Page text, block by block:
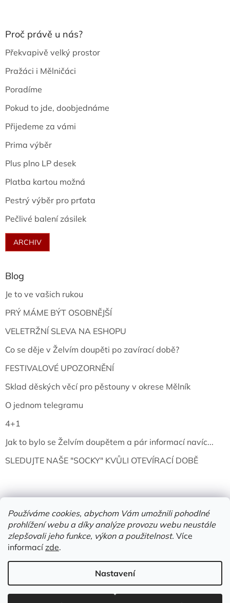
Používáme cookies, abychom Vám umožnili pohodlné
prohlížení webu a díky analýze provozu webu neustále
zlepšovali jeho funkce, výkon a použitelnost. Více
informacízde.
Nastavení
Proč právě u nás?
Překvapivě velký prostor
Pražáci i Mělničáci
Poradíme
Pokud to jde, doobjednáme
Přijedeme za vámi
Prima výběr
Plus plno LP desek
Platba kartou možná
Pestrý výběr pro prťata
Pečlivé balení zásilek
ARCHIV
Blog
Je to ve vašich rukou
PRÝ MÁME BÝT OSOBNĚJŠÍ
VELETRŽNÍ SLEVA NA ESHOPU
Co se děje v Želvím doupěti po zavírací době?
FESTIVALOVÉ UPOZORNĚNÍ
Sklad děských věcí pro pěstouny v okrese Mělník
O jednom telegramu
4+1
Jak to bylo se Želvím doupětem a pár informací navíc...
SLEDUJTE NAŠE "SOCKY" KVŮLI OTEVÍRACÍ DOBĚ
Vytvořil Shoptet
Copyright 2026Želví doupě | knihy & vinyly | Mělník. Všechna